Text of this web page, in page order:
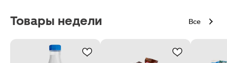
Товары недели Все